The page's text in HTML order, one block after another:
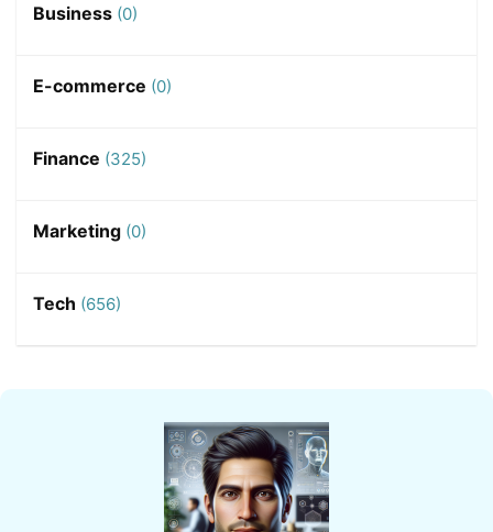
Business (0)
E-commerce (0)
Finance (325)
Marketing (0)
Tech (656)